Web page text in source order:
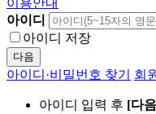
이용안내
아이디
아이디 저장
다음
아이디·비밀번호 찾기 회
아이디 입력 후 [다